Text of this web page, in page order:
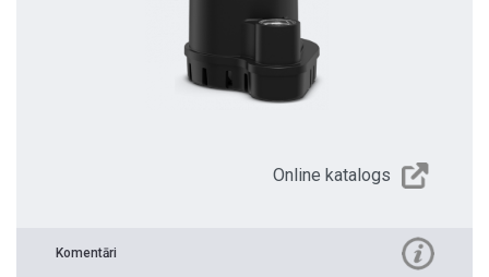
Online katalogs
Komentāri